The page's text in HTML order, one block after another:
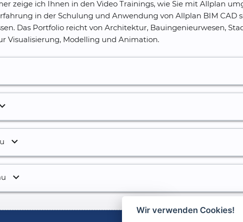
zeige ich Ihnen in den Video Trainings, wie Sie mit Allplan
in der Schulung und Anwendung von Allplan BIM CAD
Das Portfolio reicht von Architektur, Bauingenieurwesen,
Visualisierung, Modelling und Animation.
Wir verwenden Cookies!